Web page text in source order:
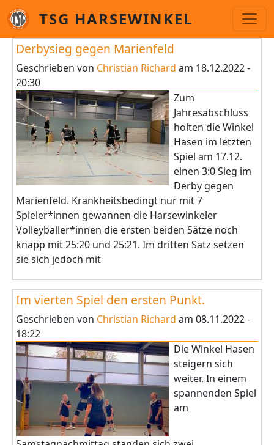
Direkt zum Inhalt
TSG HARSEWINKEL
Derbysieg gegen Marienfeld
Geschrieben von Christian Richard am 18.12.2022 -
20:30
Zum
Jahresabschluss
holten die Winkel
Hasen im letzten
Spiel am 17.12.
einen 3:0 Sieg im
Derby gegen
Marienfeld. Krankheitsbedingt nur mit 7
Spieler*innen gewannen die Harsewinkeler
Volleyballer*innen die ersten beiden Sätze noch
knapp mit 25:20 und 25:21. Im dritten Satz setzen
sie sich jedoch mit
Im vierten Spiel den ersten Punkt.
Geschrieben von Christian Richard am 08.11.2022 -
18:22
Die Winkel Hasen
steigern sich
weiter. In einem
spannenden Spiel
am